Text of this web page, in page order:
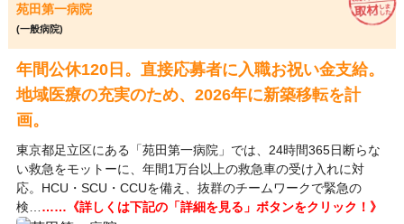
苑田第一病院
(一般病院)
年間公休120日。直接応募者に入職お祝い金支給。
地域医療の充実のため、2026年に新築移転を計
画。
東京都足立区にある「苑田第一病院」では、24時間365日断らな
い救急をモットーに、年間1万台以上の救急車の受け入れに対
応。HCU・SCU・CCUを備え、抜群のチームワークで緊急の
検… ……《詳しくは下記の「詳細を見る」ボタンをクリック！》